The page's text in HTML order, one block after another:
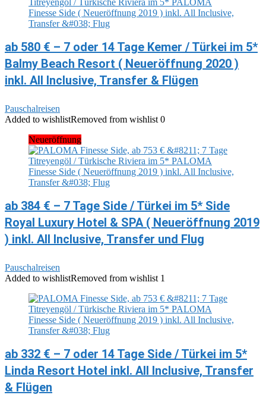
ab 580 € – 7 oder 14 Tage Kemer / Türkei im 5*
Balmy Beach Resort ( Neueröffnung 2020 )
inkl. All Inclusive, Transfer & Flügen
Pauschalreisen
Added to wishlistRemoved from wishlist 0
Neueröffnung
ab 384 € – 7 Tage Side / Türkei im 5* Side
Royal Luxury Hotel & SPA ( Neueröffnung 2019
) inkl. All Inclusive, Transfer und Flug
Pauschalreisen
Added to wishlistRemoved from wishlist 1
ab 332 € – 7 oder 14 Tage Side / Türkei im 5*
Linda Resort Hotel inkl. All Inclusive, Transfer
& Flügen